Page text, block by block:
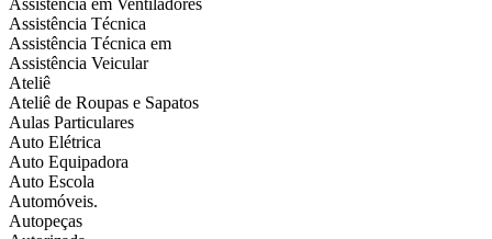
Assistencia em Ventiladores
Assistência Técnica
Assistência Técnica em
Assistência Veicular
Ateliê
Ateliê de Roupas e Sapatos
Aulas Particulares
Auto Elétrica
Auto Equipadora
Auto Escola
Automóveis.
Autopeças